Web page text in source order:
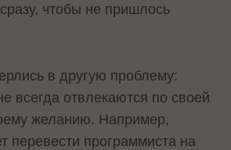
чтобы не пришлось
в другую проблему:
всегда отвлекаются по своей
желанию. Например,
перевести программиста на